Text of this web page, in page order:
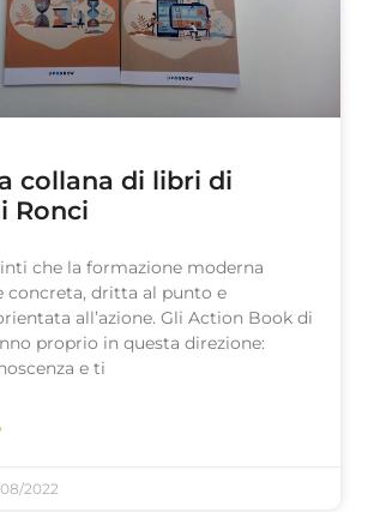
collana di libri di
Ronci
che la formazione moderna
concreta, dritta al punto e
all’azione. Gli Action Book di
proprio in questa direzione:
e ti
2022